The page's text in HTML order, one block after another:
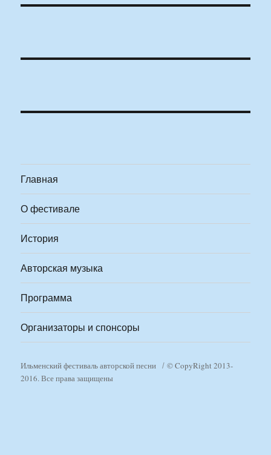
Главная
О фестивале
История
Авторская музыка
Программа
Организаторы и спонсоры
Ильменский фестиваль авторской песни
© CopyRight 2013-
2016. Все права защищены